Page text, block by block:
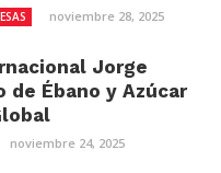
noviembre 28, 2025
Jorge
de Ébano y Azúcar
noviembre 24, 2025